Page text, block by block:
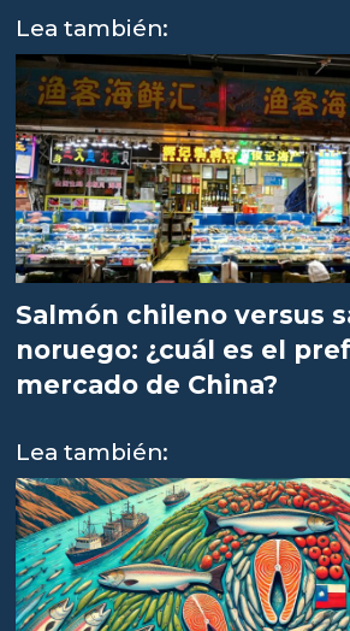
Lea también:
Salmón chileno versus
noruego: ¿cuál es el
mercado de China?
Lea también: